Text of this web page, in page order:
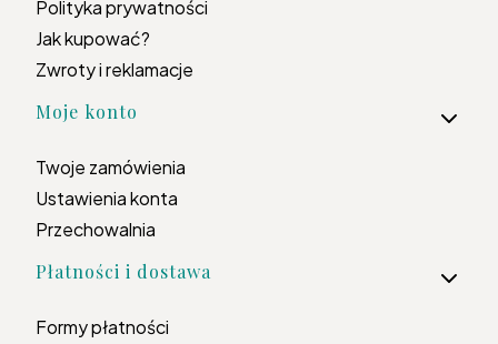
Polityka prywatności
Jak kupować?
Zwroty i reklamacje
Moje konto
Twoje zamówienia
Ustawienia konta
Przechowalnia
Płatności i dostawa
Formy płatności